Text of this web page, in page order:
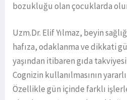
bozukluğu olan çocuklarda
Uzm.Dr. Elif Yılmaz, beyin
hafıza, odaklanma ve dikkati
yaşından itibaren gıda
Cognizin kullanılmasının
Özellikle gün içinde farklı